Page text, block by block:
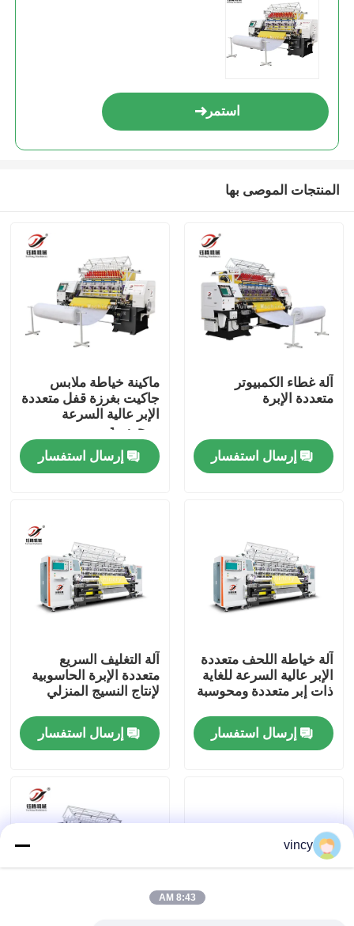
المنزل
فيديوهات
جولة في المعمل
رقابة جودة
آلة غطاء السلاسل الحاسوبية
استمر
المنتجات الموصى بها
آلة غطاء الكمبيوتر
متعددة الإبرة
إرسال استفسار
ماكينة خياطة ملابس
جاكيت بغرزة قفل متعددة
الإبر عالية السرعة
ومحوسبة
إرسال استفسار
آلة خياطة اللحف متعددة
الإبر عالية السرعة للغاية
ذات إبر متعددة ومحوسبة
إرسال استفسار
آلة التغليف السريع
متعددة الإبرة الحاسوبية
لإنتاج النسيج المنزلي
إرسال استفسار
vincy
8:43 AM